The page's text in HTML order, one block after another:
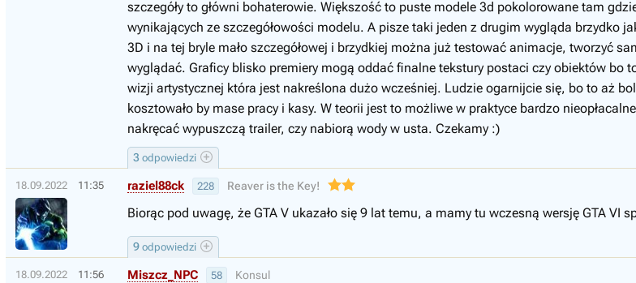
3 odpowiedzi
szczegóły to główni bohaterowie. Większość to puste modele 3d pokolorowane tam
wynikających ze szczegółowości modelu. A pisze taki jeden z drugim wygląda brzydko
3D i na tej bryle mało szczegółowej i brzydkiej można już testować animacje, tworzyć
wyglądać. Graficy blisko premiery mogą oddać finalne tekstury postaci czy obiektów bo
wizji artystycznej która jest nakreślona dużo wcześniej. Ludzie ogarnijcie się, bo to aż
kosztowało by mase pracy i kasy. W teorii jest to możliwe w praktyce bardzo
nakręcać wypuszczą trailer, czy nabiorą wody w usta. Czekamy :)
18.09.2022 11:35
9 odpowiedzi
raziel88ck 228 Reaver is the Key!
Biorąc pod uwagę, że GTA V ukazało się 9 lat temu, a mamy tu wczesną wersję GTA VI
18.09.2022 11:56 Miszcz_NPC 58 Konsul